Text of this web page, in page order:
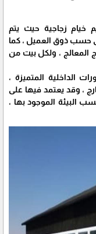
خيام زجاجية حيث يتم
حسب ذوق العميل ، كما
المعالج ، ولكل بيت من
الداخلية المتميزة ،
، وقد يعتمد فيها على
البيئة الموجود بها ،